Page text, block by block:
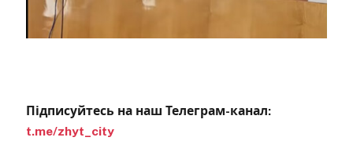
Підписуйтесь на наш Телеграм-канал:
t.me/zhyt_city